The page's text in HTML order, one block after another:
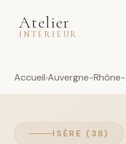
Atelier
INTÉRIEUR
Accueil Auvergne-
ISÈRE (38)